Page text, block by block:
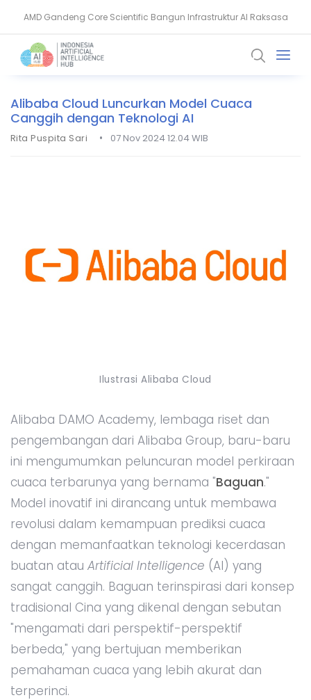
AMD Gandeng Core Scientific Bangun Infrastruktur AI Raksasa
AI Pangkas Penemuan Obat Jadi Setahun, China Melesat
Alibaba Cloud Luncurkan Model Cuaca
Canggih dengan Teknologi AI
Rita Puspita Sari • 07 Nov 2024 12.04 WIB
Ilustrasi Alibaba Cloud
Alibaba DAMO Academy, lembaga riset dan
pengembangan dari Alibaba Group, baru-baru
ini mengumumkan peluncuran model perkiraan
cuaca terbarunya yang bernama "Baguan."
Model inovatif ini dirancang untuk membawa
revolusi dalam kemampuan prediksi cuaca
dengan memanfaatkan teknologi kecerdasan
buatan atau Artificial Intelligence (AI) yang
sangat canggih. Baguan terinspirasi dari konsep
tradisional Cina yang dikenal dengan sebutan
"mengamati dari perspektif-perspektif
berbeda," yang bertujuan memberikan
pemahaman cuaca yang lebih akurat dan
terperinci.